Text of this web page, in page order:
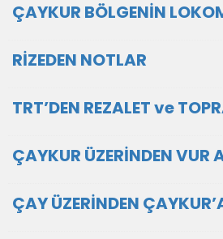
ÇAYKUR BÖLGENİN
RİZEDEN NOTLAR
TRT’DEN REZALET ve
ÇAYKUR ÜZERİNDEN VUR
ÇAY ÜZERİNDEN